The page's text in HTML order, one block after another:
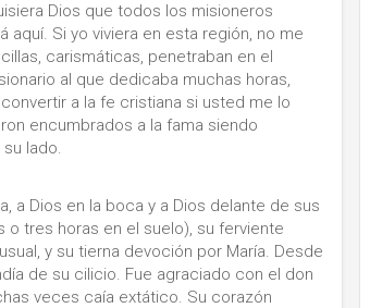
Dios que todos los misioneros
Si yo viviera en esta región, no me
carismáticas, penetraban en el
al que dedicaba muchas horas,
a la fe cristiana si usted me lo
encumbrados a la fama siendo
lado.
a Dios en la boca y a Dios delante de sus
tres horas en el suelo), su ferviente
y su tierna devoción por María. Desde
de su cilicio. Fue agraciado con el don
veces caía extático. Su corazón